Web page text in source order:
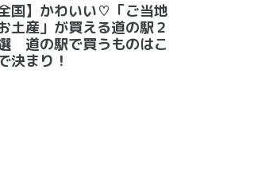
全国】かわいい♡「ご当地
土産」が買える道の駅２
道の駅で買うものはこ
決まり！